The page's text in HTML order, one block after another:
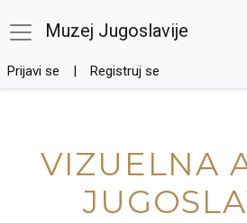
Muzej Jugoslavije
Prijavi se Registruj se
VIZUELNA